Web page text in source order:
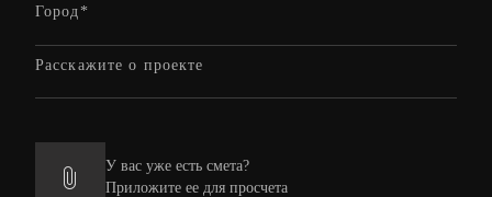
У вас уже есть смета?
Приложите ее для просчета